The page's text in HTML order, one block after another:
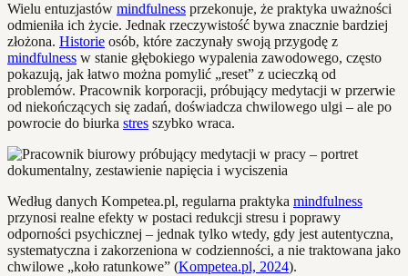
Wielu entuzjastów mindfulness przekonuje, że praktyka uważności
odmieniła ich życie. Jednak rzeczywistość bywa znacznie bardziej
złożona. Historie osób, które zaczynały swoją przygodę z
mindfulness w stanie głębokiego wypalenia zawodowego, często
pokazują, jak łatwo można pomylić „reset” z ucieczką od
problemów. Pracownik korporacji, próbujący medytacji w przerwie
od niekończących się zadań, doświadcza chwilowego ulgi – ale po
powrocie do biurka stres szybko wraca.
Według danych Kompetea.pl, regularna praktyka mindfulness
przynosi realne efekty w postaci redukcji stresu i poprawy
odporności psychicznej – jednak tylko wtedy, gdy jest autentyczna,
systematyczna i zakorzeniona w codzienności, a nie traktowana jako
chwilowe „koło ratunkowe” (Kompetea.pl, 2024).